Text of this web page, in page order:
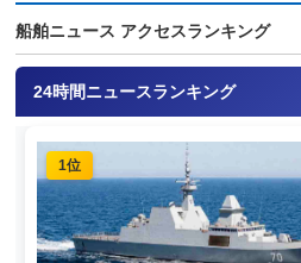
船舶ニュース アクセスランキング
24時間ニュースランキング
1位